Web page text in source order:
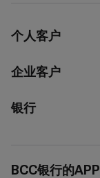
个人客户
企业客户
银行
BCC银行的APP